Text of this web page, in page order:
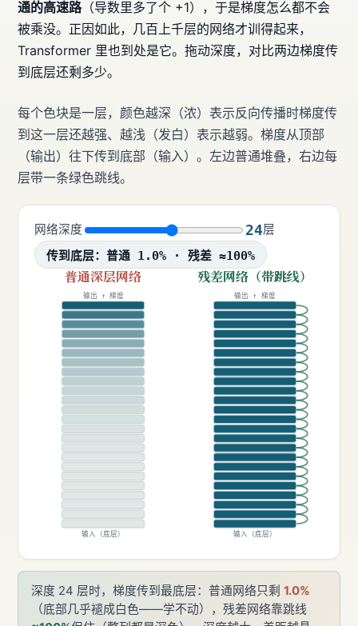
通的高速路（导数里多了个 +1），于是梯度怎么都不会
被乘没。正因如此，几百上千层的网络才训得起来，
Transformer 里也到处是它。拖动深度，对比两边梯度传
到底层还剩多少。
每个色块是一层，颜色越深（浓）表示反向传播时梯度传
到这一层还越强、越浅（发白）表示越弱。梯度从顶部
（输出）往下传到底部（输入）。左边普通堆叠，右边每
层带一条绿色跳线。
网络深度 24层
传到底层：普通 1.0% · 残差 ≈100%
普通深层网络
输出 ↑ 梯度
输入（底层）
残差网络（带跳线）
输出 ↑ 梯度
输入（底层）
深度 24 层时，梯度传到最底层：普通网络只剩 1.0%
（底部几乎褪成白色——学不动），残差网络靠跳线